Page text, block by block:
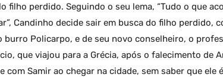
filho perdido. Seguindo o seu lema, “Tudo o que
Candinho decide sair em busca do filho perdido,
burro Policarpo, e de seu novo conselheiro, o
que viajou para a Grécia, após o falecimento de
com Samir ao chegar na cidade, sem saber que ele